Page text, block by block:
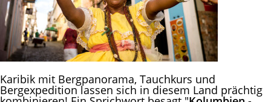
Karibik mit Bergpanorama, Tauchkurs und
Bergexpedition lassen sich in diesem Land prächtig